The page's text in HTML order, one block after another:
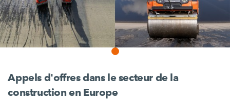
Appels d'offres dans le secteur de la
construction en Europe